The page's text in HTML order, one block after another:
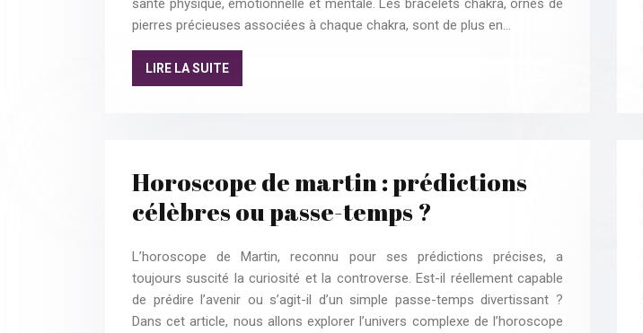
pierres précieuses associées à chaque chakra, sont de plus en…
LIRE LA SUITE
Horoscope de martin : prédictions
célèbres ou passe-temps ?
L’horoscope de Martin, reconnu pour ses prédictions précises, a
toujours suscité la curiosité et la controverse. Est-il réellement capable
de prédire l’avenir ou s’agit-il d’un simple passe-temps divertissant ?
Dans cet article, nous allons explorer l’univers complexe de l’horoscope